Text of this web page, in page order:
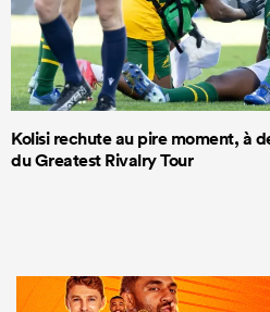
Kolisi rechute au pire moment, à
du Greatest Rivalry Tour